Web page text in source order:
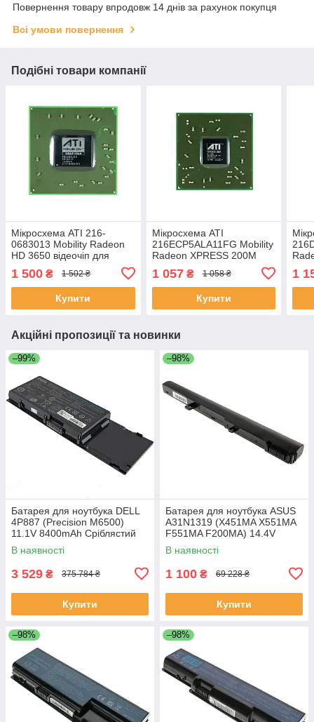
Повернення товару впродовж 14 днів за рахунок покупця
Всі умови повернення
Подібні товари компанії
Мікросхема ATI 216-
0683013 Mobility Radeon
HD 3650 відеочіп для
1 500 ₴ 1 502 ₴
Купити
Мікросхема ATI
216ECP5ALA11FG Mobility
Radeon XPRESS 200M
ноутбука
1 057₴ 1 058 ₴
Купити
1
Акційні пропозиції та новинки
–99%
Батарея для ноутбука DELL
4P887 (Precision M6500)
11.1V 8400mAh Сріблястий
В наявності
3 529 ₴ 375 784 ₴
Купити
–98%
Батарея для ноутбука ASUS
A31N1319 (X451MA X551MA
F551MA F200MA) 14.4V
2200mAh Чорний
В наявності
1 100 ₴ 69 228 ₴
Купити
–98% –98%